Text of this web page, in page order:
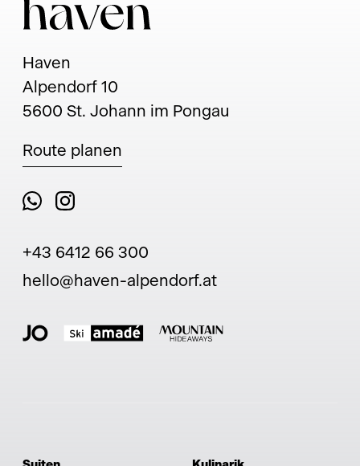
Haven
Alpendorf 10
5600 St. Johann im Pongau
Route planen
+43 6412 66 300
hello@haven-alpendorf.at